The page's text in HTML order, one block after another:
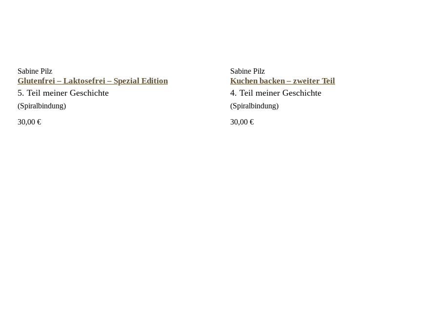
Sabine Pilz
Glutenfrei – Laktosefrei – Spezial Edition
5. Teil meiner Geschichte
(Spiralbindung)
30,00 €
Sabine Pilz
Kuchen backen – zweiter Teil
4. Teil meiner Geschichte
(Spiralbindung)
30,00 €